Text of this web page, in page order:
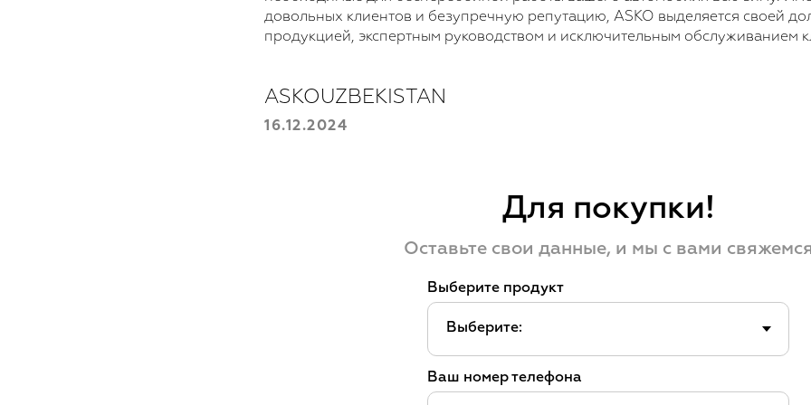
довольных клиентов и безупречную репутацию, ASKO выделяется своей
продукцией, экспертным руководством и исключительным обслуживанием
ASKOUZBEKISTAN
16.12.2024
Оставьте свои данные, и мы с вами свяжемся
Для покупки!
Выберите продукт
Ваш номер телефона